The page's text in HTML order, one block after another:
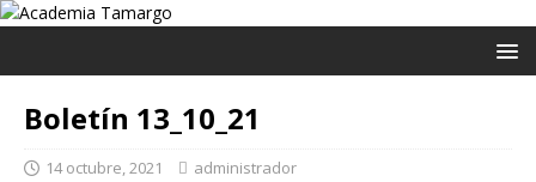
Boletín 13_10_21
14 octubre, 2021 administrador